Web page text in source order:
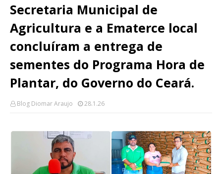
Secretaria Municipal de
Agricultura e a Ematerce local
concluíram a entrega de
sementes do Programa Hora de
Plantar, do Governo do Ceará.
Blog Diomar Araujo 28.1.26